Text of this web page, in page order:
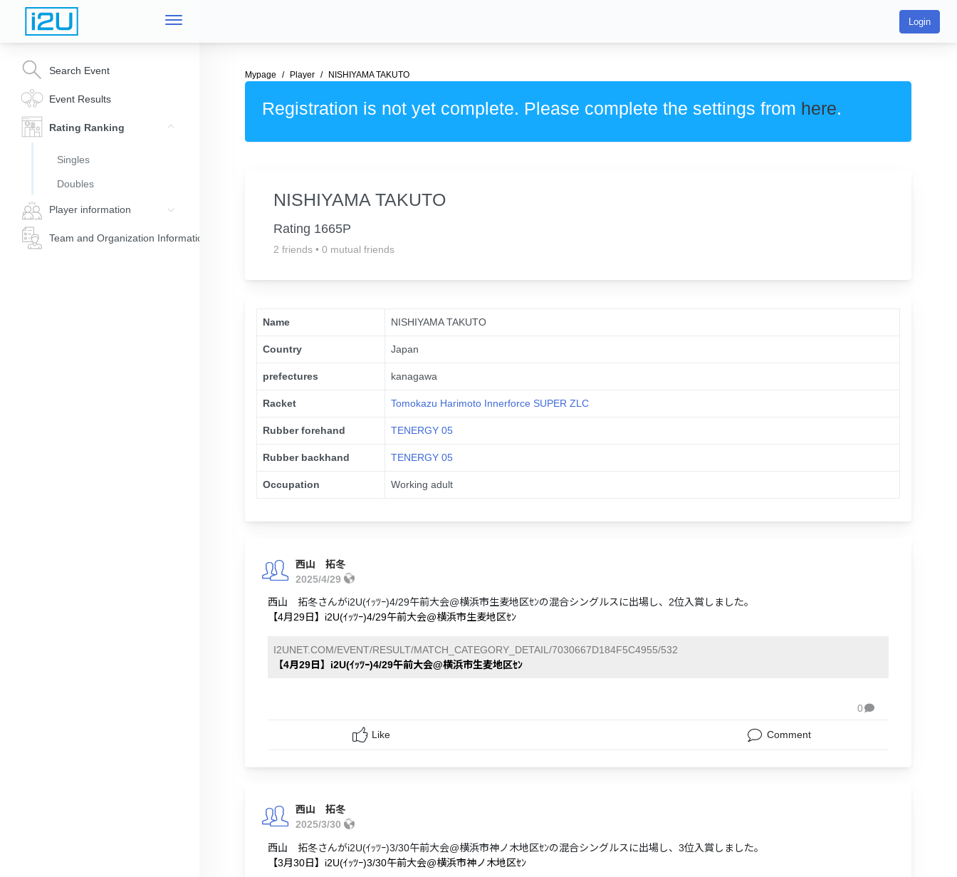
Login
Search Event
Event Results
Rating Ranking
Singles
Doubles
Player information
Team and Organization Information
Mypage Player NISHIYAMA TAKUTO
Registration is not yet complete. Please complete the settings from here.
NISHIYAMA TAKUTO
Rating 1665P
2 friends • 0 mutual friends
Name NISHIYAMA TAKUTO
Country Japan
prefectures kanagawa
Racket Tomokazu Harimoto Innerforce SUPER ZLC
Rubber forehand TENERGY 05
Rubber backhand TENERGY 05
Occupation Working adult
西山 拓冬
2025/4/29
西山 拓冬さんがi2U(ｲｯﾂｰ)4/29午前大会@横浜市生麦地区ｾﾝの混合シングルスに出場し、2位入賞しました。
【4月29日】i2U(ｲｯﾂｰ)4/29午前大会@横浜市生麦地区ｾﾝ
I2UNET.COM/EVENT/RESULT/MATCH_CATEGORY_DETAIL/7030667D184F5C4955/532
【4月29日】i2U(ｲｯﾂｰ)4/29午前大会@横浜市生麦地区ｾﾝ
0
Like Comment
西山 拓冬
2025/3/30
西山 拓冬さんがi2U(ｲｯﾂｰ)3/30午前大会@横浜市神ノ木地区ｾﾝの混合シングルスに出場し、3位入賞しました。
【3月30日】i2U(ｲｯﾂｰ)3/30午前大会@横浜市神ノ木地区ｾﾝ